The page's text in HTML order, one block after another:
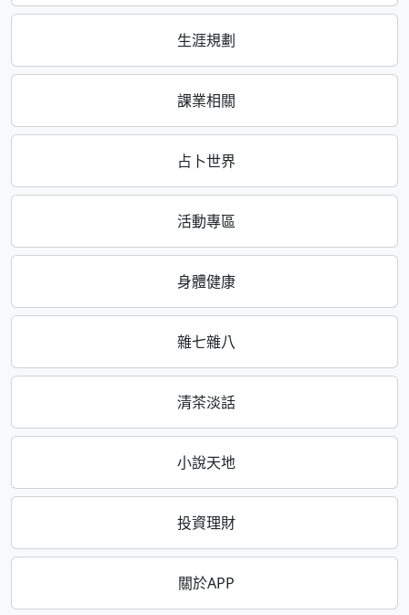
生涯規劃
課業相關
占卜世界
活動專區
身體健康
雜七雜八
清茶淡話
小說天地
投資理財
關於APP